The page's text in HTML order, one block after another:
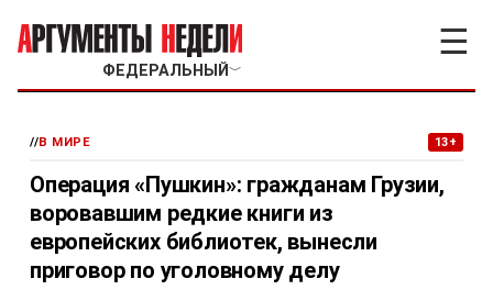
ФЕДЕРАЛЬНЫЙ ﹀
☰
//В МИРЕ 13+
Операция «Пушкин»: гражданам Грузии,
воровавшим редкие книги из
европейских библиотек, вынесли
приговор по уголовному делу